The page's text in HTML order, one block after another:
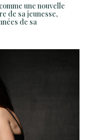
une nouvelle
de sa jeunesse,
de sa